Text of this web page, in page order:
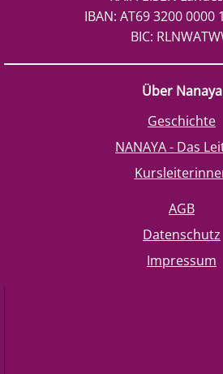
Über Nanaya
Geschichte
NANAYA - Das
AGB
Datenschutz
Impressum
IBAN: AT69 3200 0000
BIC: